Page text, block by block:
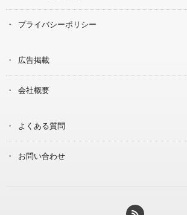
プライバシーポリシー
広告掲載
会社概要
よくある質問
お問い合わせ